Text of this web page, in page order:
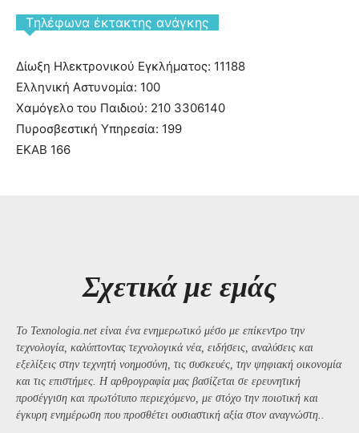
Tηλέφωνα έκτακτης ανάγκης
Δίωξη Ηλεκτρονικού Εγκλήματος: 11188
Ελληνική Αστυνομία: 100
Χαμόγελο του Παιδιού: 210 3306140
Πυροσβεστική Υπηρεσία: 199
ΕΚΑΒ 166
Σχετικά με εμάς
Το Texnologia.net είναι ένα ενημερωτικό μέσο με επίκεντρο την
τεχνολογία, καλύπτοντας τεχνολογικά νέα, ειδήσεις, αναλύσεις και
εξελίξεις στην τεχνητή νοημοσύνη, τις συσκευές, την ψηφιακή οικονομία
και τις επιστήμες. Η αρθρογραφία μας βασίζεται σε ερευνητική
προσέγγιση και πρωτότυπο περιεχόμενο, με στόχο την ποιοτική και
έγκυρη ενημέρωση που προσθέτει ουσιαστική αξία στον αναγνώστη..